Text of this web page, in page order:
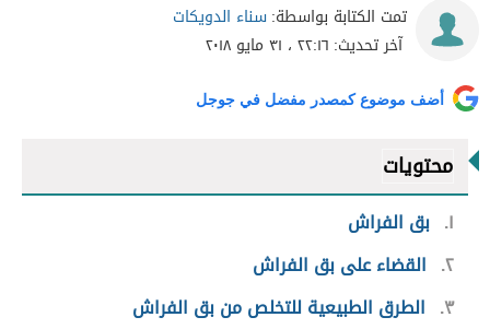
تمت الكتابة بواسطة:سناء الدويكات
آخر تحديث: ٢٢:١٦ ، ٣١ مايو ٢٠١٨
أضف موضوع كمصدر مفضل في جوجل
محتويات
١ بق الفراش
٢ القضاء على بق الفراش
٣
الطرق الطبيعية للتخلص من بق الفراش